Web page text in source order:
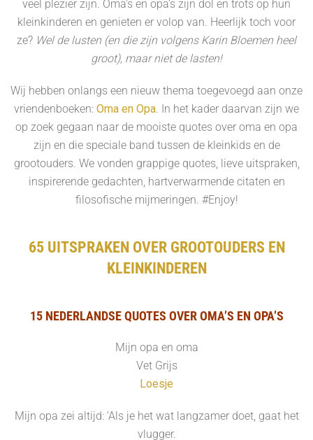
veel plezier zijn. Oma’s en opa’s zijn dol en trots op hun
kleinkinderen en genieten er volop van. Heerlijk toch voor
ze? Wel de lusten (en die zijn volgens Karin Bloemen heel
groot), maar niet de lasten!
Wij hebben onlangs een nieuw thema toegevoegd aan onze
vriendenboeken: Oma en Opa. In het kader daarvan zijn we
op zoek gegaan naar de mooiste quotes over oma en opa
zijn en die speciale band tussen de kleinkids en de
grootouders. We vonden grappige quotes, lieve uitspraken,
inspirerende gedachten, hartverwarmende citaten en
filosofische mijmeringen. #Enjoy!
65 UITSPRAKEN OVER GROOTOUDERS EN
KLEINKINDEREN
15 NEDERLANDSE QUOTES OVER OMA’S EN OPA’S
Mijn opa en oma
Vet Grijs
Loesje
Mijn opa zei altijd: ‘Als je het wat langzamer doet, gaat het
vlugger.